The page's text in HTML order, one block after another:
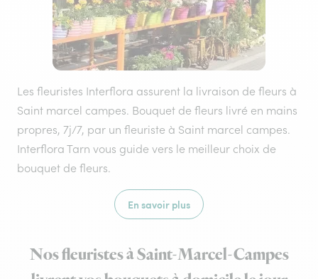
Les fleuristes Interflora assurent la livraison de fleurs à
Saint marcel campes. Bouquet de fleurs livré en mains
propres, 7j/7, par un fleuriste à Saint marcel campes.
Interflora Tarn vous guide vers le meilleur choix de
bouquet de fleurs.
En savoir plus
Nos fleuristes à Saint-Marcel-Campes